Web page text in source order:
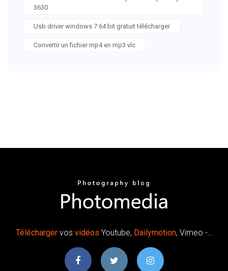
3630
Usb driver windows 7 64 bit gratuit télécharger
Convertir un fichier mp4 en mp3 vlc
Téléchargervos vidéos Youtube, Dailymotion, Vimeo -…